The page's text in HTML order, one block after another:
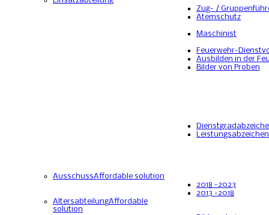
Zug- /
Atemschutz
Maschinist
Feuerwehr-
Ausbilden in der
Bilder von Proben
Leistungsabzeichen
AusschussAffordable solution
2018 -2023
2013 -2018
AltersabteilungAffordable
solution